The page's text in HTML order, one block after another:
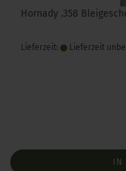
Hornady .358
Lieferzeit: Lieferzeit